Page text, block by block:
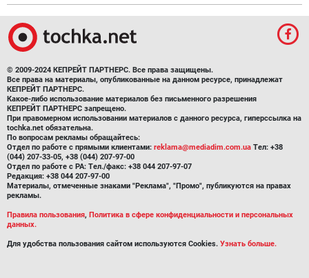
© 2009-2024 КЕПРЕЙТ ПАРТНЕРС. Все права защищены.
Все права на материалы, опубликованные на данном ресурсе, принадлежат
КЕПРЕЙТ ПАРТНЕРС.
Какое-либо использование материалов без письменного разрешения
КЕПРЕЙТ ПАРТНЕРС запрещено.
При правомерном использовании материалов с данного ресурса, гиперссылка на
tochka.net обязательна.
По вопросам рекламы обращайтесь:
Отдел по работе с прямыми клиентами: reklama@mediadim.com.ua Тел: +38
(044) 207-33-05, +38 (044) 207-97-00
Отдел по работе с РА: Тел./факс: +38 044 207-97-07
Редакция: +38 044 207-97-00
Материалы, отмеченные знаками "Реклама", "Промо", публикуются на правах
рекламы.
Правила пользования, Политика в сфере конфиденциальности и персональных
данных.
Для удобства пользования сайтом используются Cookies. Узнать больше.